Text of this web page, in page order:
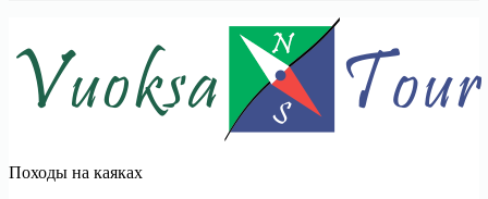
Походы на каяках